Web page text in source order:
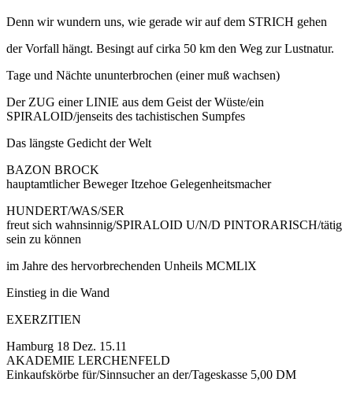
Denn wir wundern uns, wie gerade wir auf dem STRICH gehen
der Vorfall hängt. Besingt auf cirka 50 km den Weg zur Lustnatur.
Tage und Nächte ununterbrochen (einer muß wachsen)
Der ZUG einer LINIE aus dem Geist der Wüste/ein
SPIRALOID/jenseits des tachistischen Sumpfes
Das längste Gedicht der Welt
BAZON BROCK
hauptamtlicher Beweger Itzehoe Gelegenheitsmacher
HUNDERT/WAS/SER
freut sich wahnsinnig/SPIRALOID U/N/D PINTORARISCH/tätig
sein zu können
im Jahre des hervorbrechenden Unheils MCMLlX
Einstieg in die Wand
EXERZITIEN
Hamburg 18 Dez. 15.11
AKADEMIE LERCHENFELD
Einkaufskörbe für/Sinnsucher an der/Tageskasse 5,00 DM